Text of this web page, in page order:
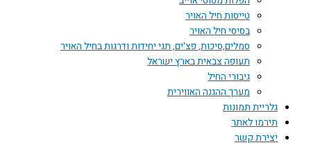
טייסות חיל האויר
בסיסי חיל האויר
סמלים,סיכות, פצ'ים, תגי יחידות ודרגות בחיל האויר
תעופה צבאית בארץ ישראל
גיבורי החיל
מערך ההגנה האווירית
גלריית תמונות
תירמו לאתר
יצירת קשר